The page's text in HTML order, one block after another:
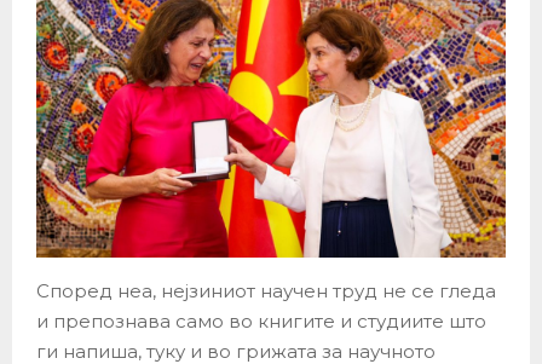
Според неа, нејзиниот научен труд не се гледа
и препознава само во книгите и студиите што
ги напиша, туку и во грижата за научното